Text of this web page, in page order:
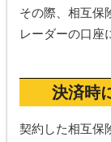
その際、相互保
レーダーの口座
決済時
契約した相互保